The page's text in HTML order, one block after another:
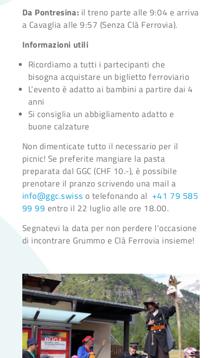
Da Pontresina: il treno parte alle 9:04 e arriva
a Cavaglia alle 9:57 (Senza Clà Ferrovia).
Informazioni utili
Ricordiamo a tutti i partecipanti che
bisogna acquistare un biglietto ferroviario
L'evento è adatto ai bambini a partire dai 4
anni
Si consiglia un abbigliamento adatto e
buone calzature
Non dimenticate tutto il necessario per il
picnic! Se preferite mangiare la pasta
preparata dal GGC (CHF 10.-), è possibile
prenotare il pranzo scrivendo una mail a
info@ggc.swiss o telefonando al +41 79 585
99 99 entro il 22 luglio alle ore 18.00.
Segnatevi la data per non perdere l'occasione
di incontrare Grummo e Clà Ferrovia insieme!